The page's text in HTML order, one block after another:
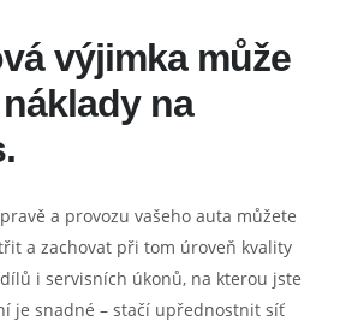
výjimka může
na
a provozu vašeho auta můžete
a zachovat při tom úroveň kvality
i servisních úkonů, na kterou jste
je snadné – stačí upřednostnit síť